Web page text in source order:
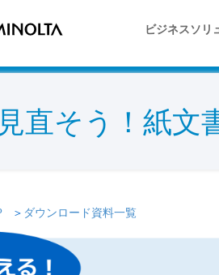
ビジネスソリ
直そう！紙文
＞ ダウンロード資料一覧